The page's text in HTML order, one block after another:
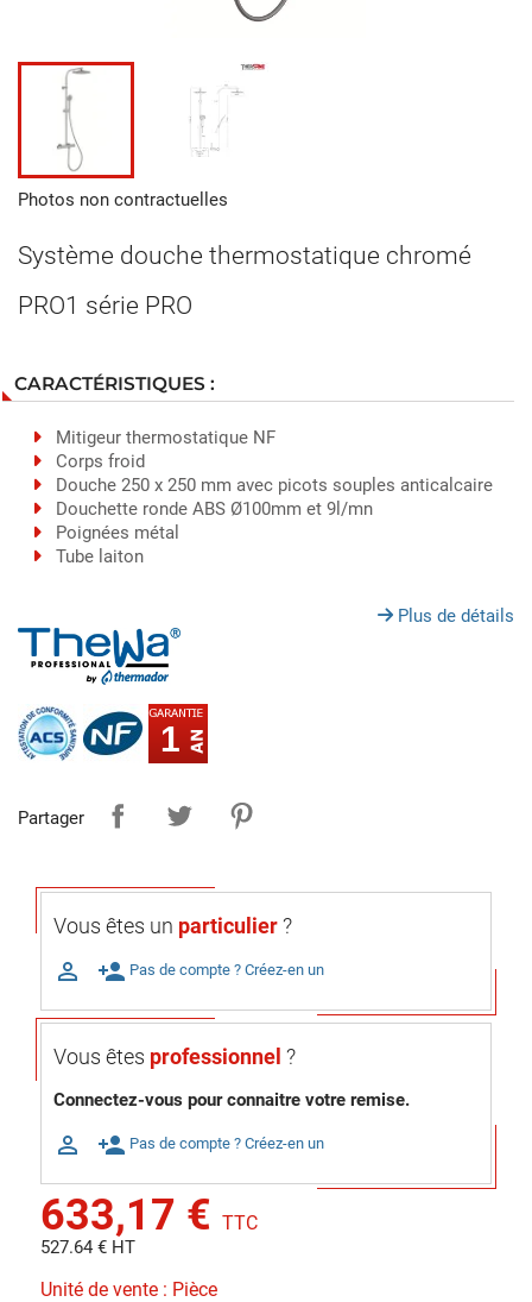
Photos non contractuelles
Système douche thermostatique chromé
PRO1 série PRO
CARACTÉRISTIQUES :
Mitigeur thermostatique NF
Corps froid
Douche 250 x 250 mm avec picots souples anticalcaire
Douchette ronde ABS Ø100mm et 9l/mn
Poignées métal
Tube laiton
Plus de détails
1
Partager
Vous êtes un particulier?
 person_add Pas de compte ? Créez-en un
Vous êtes professionnel ?
Connectez-vous pour connaitre votre remise.
 person_add Pas de compte ? Créez-en un
633,17 € TTC
527.64 € HT
Unité de vente : Pièce